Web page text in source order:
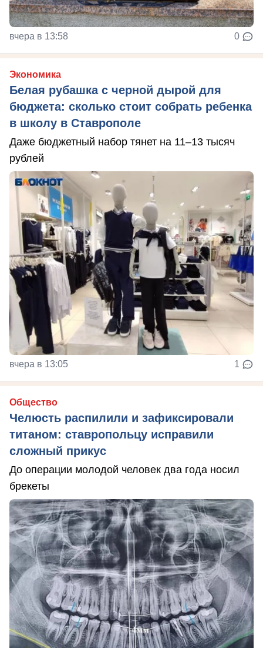
вчера в 13:58 0
Экономика
Белая рубашка с черной дырой для
бюджета: сколько стоит собрать ребенка
в школу в Ставрополе
Даже бюджетный набор тянет на 11–13 тысяч
рублей
вчера в 13:05 1
Общество
Челюсть распилили и зафиксировали
титаном: ставропольцу исправили
сложный прикус
До операции молодой человек два года носил
брекеты